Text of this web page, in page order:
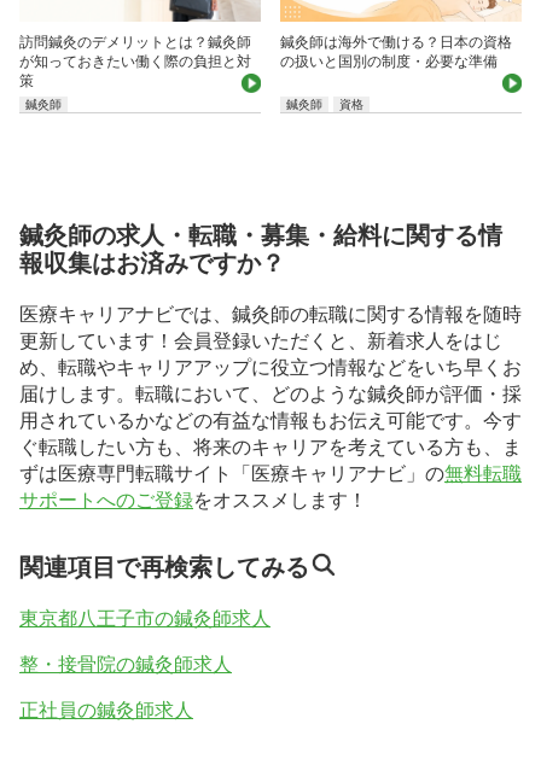
訪問鍼灸のデメリットとは？鍼灸師
が知っておきたい働く際の負担と対
策
鍼灸師
鍼灸師は海外で働ける？日本の資格
の扱いと国別の制度・必要な準備
鍼灸師 資格
鍼灸師の求人・転職・募集・給料に関する情
報収集はお済みですか？
医療キャリアナビでは、鍼灸師の転職に関する情報を随時
更新しています！会員登録いただくと、新着求人をはじ
め、転職やキャリアアップに役立つ情報などをいち早くお
届けします。転職において、どのような鍼灸師が評価・採
用されているかなどの有益な情報もお伝え可能です。今す
ぐ転職したい方も、将来のキャリアを考えている方も、ま
ずは医療専門転職サイト「医療キャリアナビ」の無料転職
サポートへのご登録をオススメします！
関連項目で再検索してみる
東京都八王子市の鍼灸師求人
整・接骨院の鍼灸師求人
正社員の鍼灸師求人